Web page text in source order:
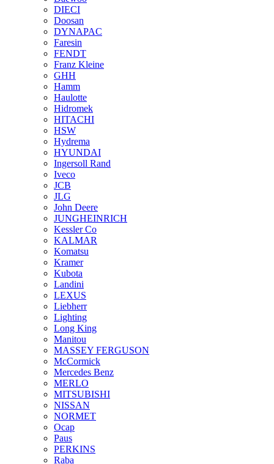
DIECI
Doosan
DYNAPAC
Faresin
FENDT
Franz Kleine
GHH
Hamm
Haulotte
Hidromek
HITACHI
HSW
Hydrema
HYUNDAI
Ingersoll Rand
Iveco
JCB
JLG
John Deere
JUNGHEINRICH
Kessler Co
KALMAR
Komatsu
Kramer
Kubota
Landini
LEXUS
Liebherr
Lighting
Long King
Manitou
MASSEY FERGUSON
McCormick
Mercedes Benz
MERLO
MITSUBISHI
NISSAN
NORMET
Ocap
Paus
PERKINS
Raba